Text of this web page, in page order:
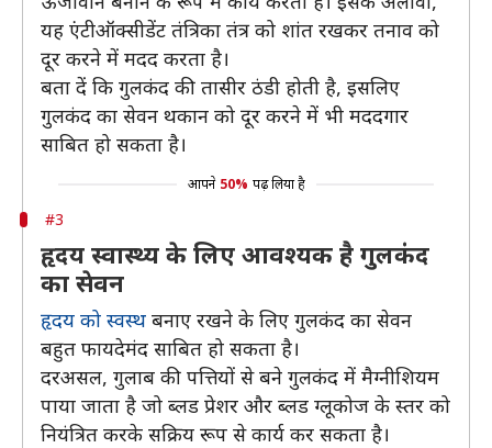
यह एंटीऑक्सीडेंट तंत्रिका तंत्र को शांत रखकर तनाव को
दूर करने में मदद करता है।
बता दें कि गुलकंद की तासीर ठंडी होती है, इसलिए
गुलकंद का सेवन थकान को दूर करने में भी मददगार
साबित हो सकता है।
आपने 50% पढ़ लिया है
#3
हृदय स्वास्थ्य के लिए आवश्यक है गुलकंद
का सेवन
हृदय को स्वस्थ बनाए रखने के लिए गुलकंद का सेवन
बहुत फायदेमंद साबित हो सकता है।
दरअसल, गुलाब की पत्तियों से बने गुलकंद में मैग्नीशियम
पाया जाता है जो ब्लड प्रेशर और ब्लड ग्लूकोज के स्तर को
नियंत्रित करके सक्रिय रूप से कार्य कर सकता है।